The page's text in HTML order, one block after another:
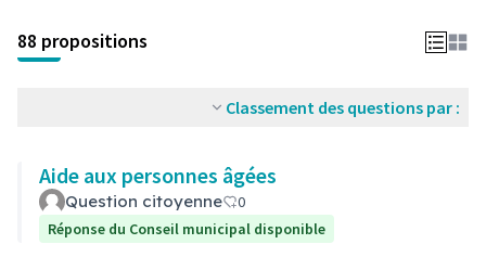
88 propositions
Classement des questions par :
Aide aux personnes âgées
Question citoyenne
0
Réponse du Conseil municipal disponible